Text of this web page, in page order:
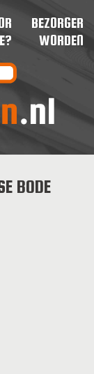
BEZORGER
WORDEN
BODE